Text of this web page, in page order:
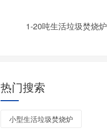
1-20吨生活垃圾焚烧炉
热门搜索
小型生活垃圾焚烧炉